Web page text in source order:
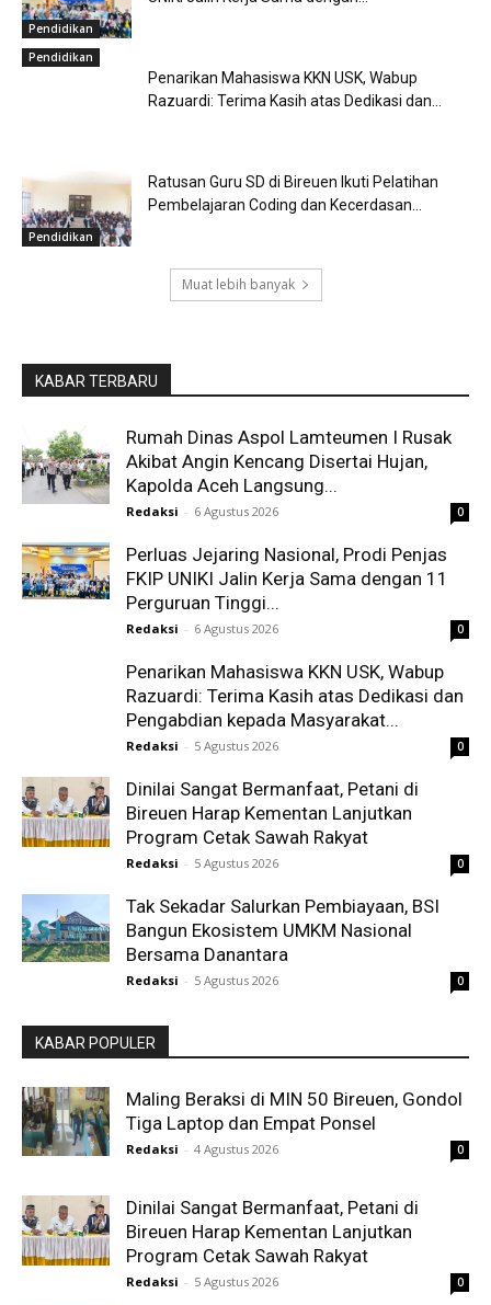
Pendidikan
Pendidikan
Penarikan Mahasiswa KKN USK, Wabup
Razuardi: Terima Kasih atas Dedikasi dan...
Pendidikan
Ratusan Guru SD di Bireuen Ikuti Pelatihan
Pembelajaran Coding dan Kecerdasan...
Muat lebih banyak
KABAR TERBARU
Rumah Dinas Aspol Lamteumen I Rusak
Akibat Angin Kencang Disertai Hujan,
Kapolda Aceh Langsung...
Redaksi - 6 Agustus 2026 0
Perluas Jejaring Nasional, Prodi Penjas
FKIP UNIKI Jalin Kerja Sama dengan 11
Perguruan Tinggi...
Redaksi - 6 Agustus 2026 0
Penarikan Mahasiswa KKN USK, Wabup
Razuardi: Terima Kasih atas Dedikasi dan
Pengabdian kepada Masyarakat...
Redaksi - 5 Agustus 2026 0
Dinilai Sangat Bermanfaat, Petani di
Bireuen Harap Kementan Lanjutkan
Program Cetak Sawah Rakyat
Redaksi - 5 Agustus 2026 0
Tak Sekadar Salurkan Pembiayaan, BSI
Bangun Ekosistem UMKM Nasional
Bersama Danantara
Redaksi - 5 Agustus 2026 0
KABAR POPULER
Maling Beraksi di MIN 50 Bireuen, Gondol
Tiga Laptop dan Empat Ponsel
Redaksi - 4 Agustus 2026 0
Dinilai Sangat Bermanfaat, Petani di
Bireuen Harap Kementan Lanjutkan
Program Cetak Sawah Rakyat
Redaksi - 5 Agustus 2026 0